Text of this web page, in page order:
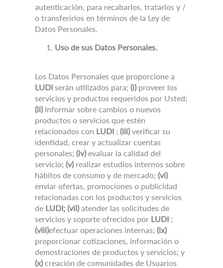
autenticación, para recabarlos, tratarlos y /
o transferirlos en términos de la Ley de
Datos Personales.
Uso de sus Datos Personales.
Los Datos Personales que proporcione a
LUDI serán utilizados para; (i) proveer los
servicios y productos requeridos por Usted;
(ii) informar sobre cambios o nuevos
productos o servicios que estén
relacionados con LUDI ; (iii) verificar su
identidad, crear y actualizar cuentas
personales; (iv) evaluar la calidad del
servicio; (v) realizar estudios internos sobre
hábitos de consumo y de mercado; (vi)
enviar ofertas, promociones o publicidad
relacionadas con los productos y servicios
de LUDI; (vii) atender las solicitudes de
servicios y soporte ofrecidos por LUDI ;
(viii)efectuar operaciones internas; (ix)
proporcionar cotizaciones, información o
demostraciones de productos y servicios; y
(x) creación de comunidades de Usuarios